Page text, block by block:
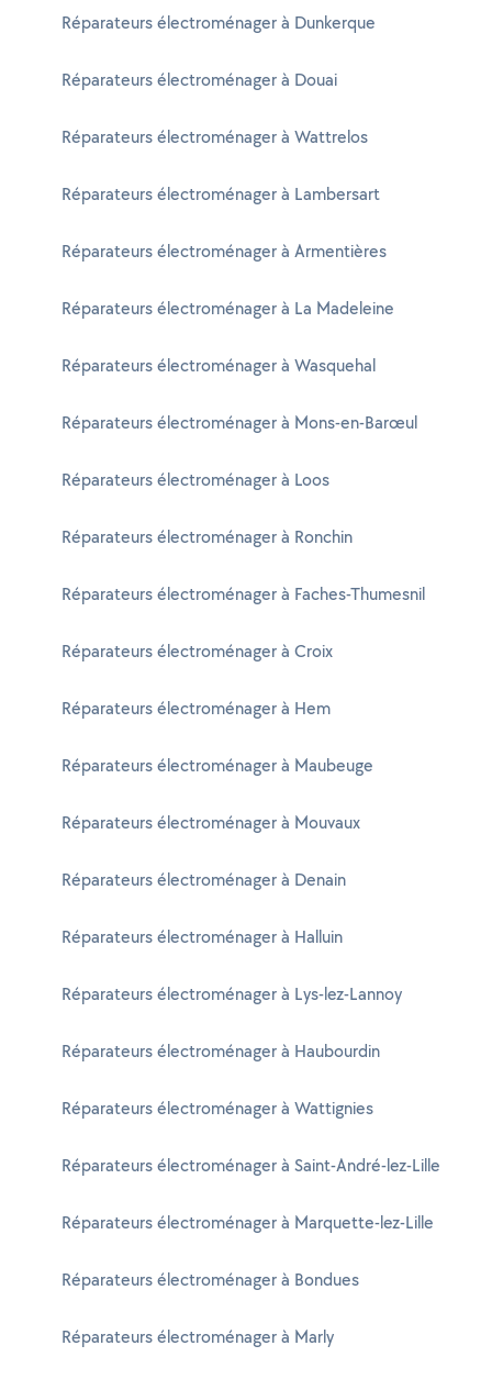
Réparateurs électroménager à Dunkerque
Réparateurs électroménager à Douai
Réparateurs électroménager à Wattrelos
Réparateurs électroménager à Lambersart
Réparateurs électroménager à Armentières
Réparateurs électroménager à La Madeleine
Réparateurs électroménager à Wasquehal
Réparateurs électroménager à Mons-en-Barœul
Réparateurs électroménager à Loos
Réparateurs électroménager à Ronchin
Réparateurs électroménager à Faches-Thumesnil
Réparateurs électroménager à Croix
Réparateurs électroménager à Hem
Réparateurs électroménager à Maubeuge
Réparateurs électroménager à Mouvaux
Réparateurs électroménager à Denain
Réparateurs électroménager à Halluin
Réparateurs électroménager à Lys-lez-Lannoy
Réparateurs électroménager à Haubourdin
Réparateurs électroménager à Wattignies
Réparateurs électroménager à Saint-André-lez-Lille
Réparateurs électroménager à Marquette-lez-Lille
Réparateurs électroménager à Bondues
Réparateurs électroménager à Marly